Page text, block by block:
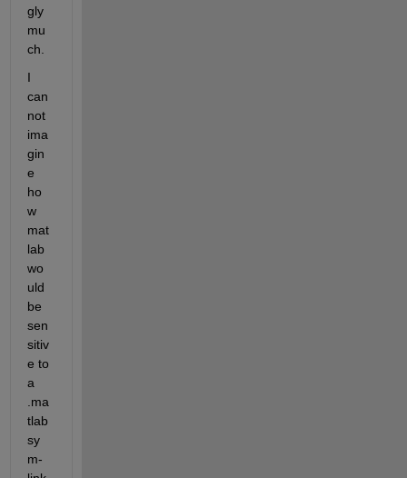
gly
mu
ch.
I
can
not
ima
gin
e
ho
w
mat
lab
wo
uld
be
sen
sitiv
e to
a
.ma
tlab
sy
m-